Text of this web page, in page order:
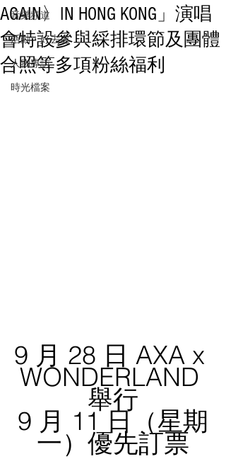
音樂頻道
活動・好去處
人物專訪
時光檔案
AGAIN〉IN HONG KONG」演唱
會特設參與綵排環節及團體
合照等多項粉絲福利
9 ⽉ 28 ⽇ AXA x
WONDERLAND
舉⾏
9 月 11 日（星期
一）優先訂票